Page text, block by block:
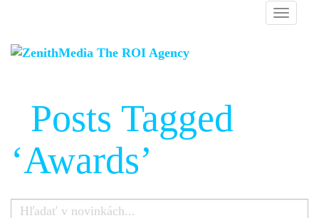
Posts Tagged
‘Awards’